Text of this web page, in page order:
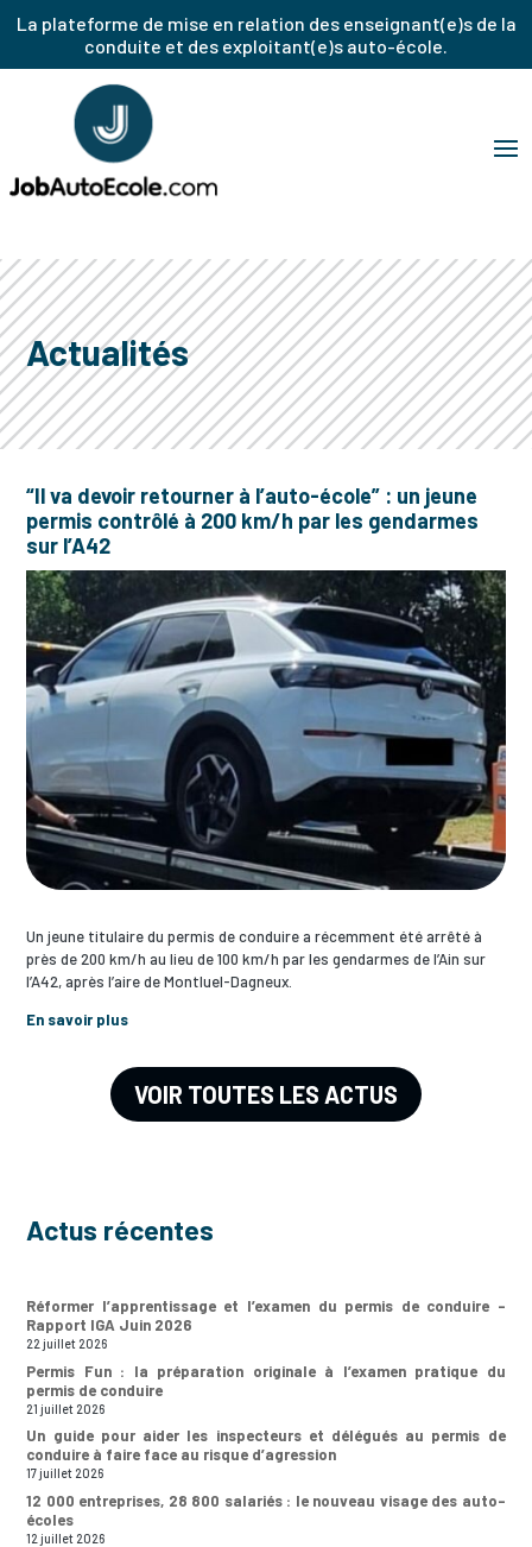
La plateforme de mise en relation des enseignant(e)s de la
conduite et des exploitant(e)s auto-école.
Actualités
“Il va devoir retourner à l’auto-école” : un jeune
permis contrôlé à 200 km/h par les gendarmes
sur l’A42
Un jeune titulaire du permis de conduire a récemment été arrêté à
près de 200 km/h au lieu de 100 km/h par les gendarmes de l’Ain sur
l’A42, après l’aire de Montluel-Dagneux.
En savoir plus
VOIR TOUTES LES ACTUS
Actus récentes
Réformer l’apprentissage et l’examen du permis de conduire –
Rapport IGA Juin 2026
22 juillet 2026
Permis Fun : la préparation originale à l’examen pratique du
permis de conduire
21 juillet 2026
Un guide pour aider les inspecteurs et délégués au permis de
conduire à faire face au risque d’agression
17 juillet 2026
12 000 entreprises, 28 800 salariés : le nouveau visage des auto-
écoles
12 juillet 2026